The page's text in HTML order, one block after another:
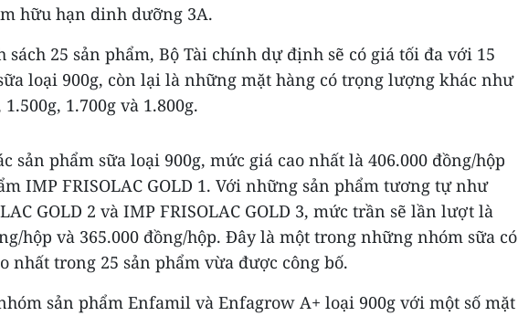
hữu hạn dinh dưỡng 3A.
sách 25 sản phẩm, Bộ Tài chính dự định sẽ có giá tối đa với 15
loại 900g, còn lại là những mặt hàng có trọng lượng khác như
1.500g, 1.700g và 1.800g.
sản phẩm sữa loại 900g, mức giá cao nhất là 406.000 đồng/hộp
IMP FRISOLAC GOLD 1. Với những sản phẩm tương tự như
GOLD 2 và IMP FRISOLAC GOLD 3, mức trần sẽ lần lượt là
hộp và 365.000 đồng/hộp. Đây là một trong những nhóm sữa có
nhất trong 25 sản phẩm vừa được công bố.
sản phẩm Enfamil và Enfagrow A+ loại 900g với một số mặt